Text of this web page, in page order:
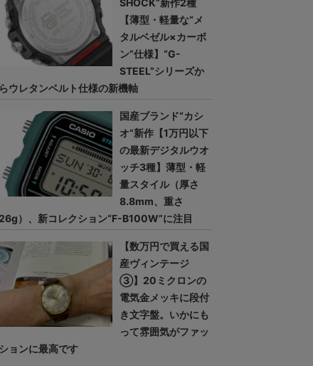
SHOCK”新作2種
【薄型・軽量な“メ
タルベゼル×カーボ
ン”仕様】“G-
STEEL”シリーズか
らウレタンベルト仕様の新機軸
国産ブランド“カシ
オ”新作【1万円以下
の最新デジタルウオ
ッチ3種】薄型・軽
量スタイル（厚さ
8.8mm、重さ
26g）、新コレクション“F-B100W”に注目
【数万円で買える国
産ヴィンテージ
③】20ミクロンの
電気金メッキに段付
き文字盤。いかにも
って雰囲気がファッ
ションに最高です